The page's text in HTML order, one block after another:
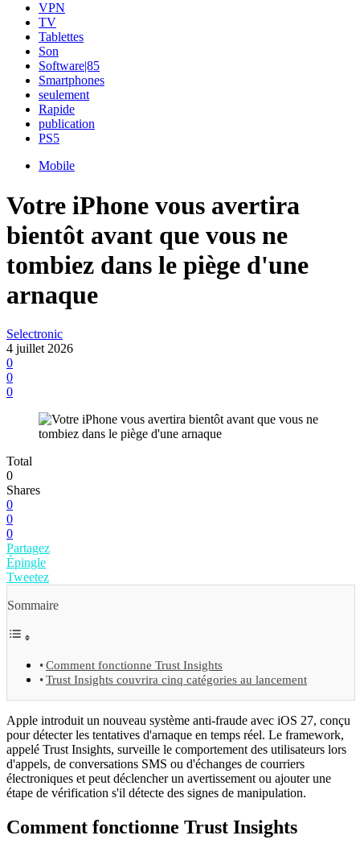
VPN
TV
Tablettes
Son
Software|85
Smartphones
seulement
Rapide
publication
PS5
Mobile
Votre iPhone vous avertira
bientôt avant que vous ne
tombiez dans le piège d'une
arnaque
Selectronic
4 juillet 2026
0
0
0
Total
0
Shares
0
0
0
Partagez
Épingle
Tweetez
Sommaire
Comment fonctionne Trust Insights
Trust Insights couvrira cinq catégories au lancement
Apple introduit un nouveau système anti-fraude avec iOS 27, conçu
pour détecter les tentatives d'arnaque en temps réel. Le framework,
appelé Trust Insights, surveille le comportement des utilisateurs lors
d'appels, de conversations SMS ou d'échanges de courriers
électroniques et peut déclencher un avertissement ou ajouter une
étape de vérification s'il détecte des signes de manipulation.
Comment fonctionne Trust Insights